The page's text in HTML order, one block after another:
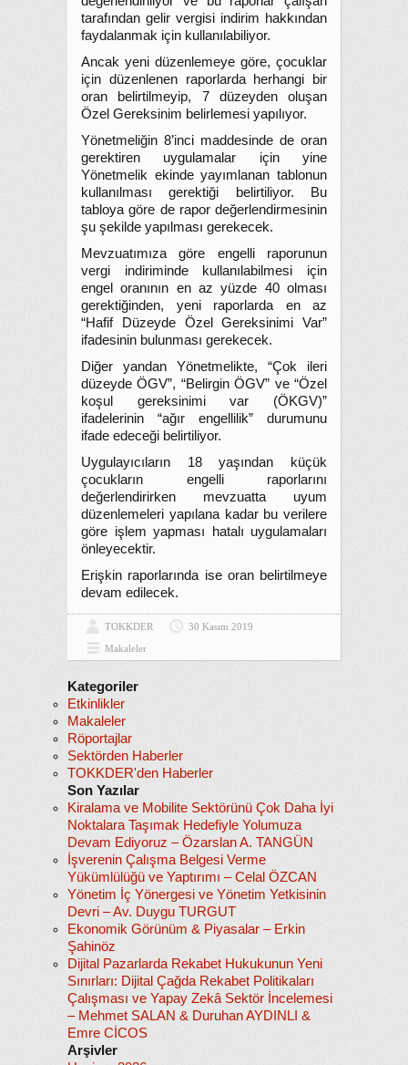
tarafından gelir vergisi indirim hakkından
faydalanmak için kullanılabiliyor.
Ancak yeni düzenlemeye göre, çocuklar
için düzenlenen raporlarda herhangi bir
oran belirtilmeyip, 7 düzeyden oluşan
Özel Gereksinim belirlemesi yapılıyor.
Yönetmeliğin 8’inci maddesinde de oran
gerektiren uygulamalar için yine
Yönetmelik ekinde yayımlanan tablonun
kullanılması gerektiği belirtiliyor. Bu
tabloya göre de rapor değerlendirmesinin
şu şekilde yapılması gerekecek.
Mevzuatımıza göre engelli raporunun
vergi indiriminde kullanılabilmesi için
engel oranının en az yüzde 40 olması
gerektiğinden, yeni raporlarda en az
“Hafif Düzeyde Özel Gereksinimi Var”
ifadesinin bulunması gerekecek.
Diğer yandan Yönetmelikte, “Çok ileri
düzeyde ÖGV”, “Belirgin ÖGV” ve “Özel
koşul gereksinimi var (ÖKGV)”
ifadelerinin “ağır engellilik” durumunu
ifade edeceği belirtiliyor.
Uygulayıcıların 18 yaşından küçük
çocukların engelli raporlarını
değerlendirirken mevzuatta uyum
düzenlemeleri yapılana kadar bu verilere
göre işlem yapması hatalı uygulamaları
önleyecektir.
Erişkin raporlarında ise oran belirtilmeye
devam edilecek.
TOKKDER
30 Kasım 2019
Makaleler
Kategoriler
Etkinlikler
Makaleler
Röportajlar
Sektörden Haberler
TOKKDER'den Haberler
Son Yazılar
Kiralama ve Mobilite Sektörünü Çok Daha İyi
Noktalara Taşımak Hedefiyle Yolumuza
Devam Ediyoruz – Özarslan A. TANGÜN
İşverenin Çalışma Belgesi Verme
Yükümlülüğü ve Yaptırımı – Celal ÖZCAN
Yönetim İç Yönergesi ve Yönetim Yetkisinin
Devri – Av. Duygu TURGUT
Ekonomik Görünüm & Piyasalar – Erkin
Şahinöz
Dijital Pazarlarda Rekabet Hukukunun Yeni
Sınırları: Dijital Çağda Rekabet Politikaları
Çalışması ve Yapay Zekâ Sektör İncelemesi
– Mehmet SALAN & Duruhan AYDINLI &
Emre CİCOS
Arşivler